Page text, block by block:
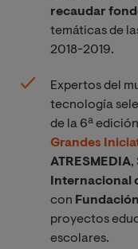
recaudar
temáticas de
2018-2019.
Expertos del
tecnología
de la 6ª
Grandes
ATRESMEDIA,
Internacional
con
proyectos
escolares.